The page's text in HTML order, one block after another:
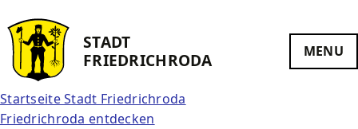
STADT
FRIEDRICH­RODA
MENU
Startseite Stadt Friedrichroda
Friedrichroda entdecken